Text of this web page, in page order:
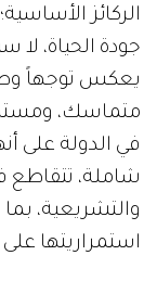
الركائز
يعكس توجهاً
متماسك،
في الدولة على
شاملة، تتقاطع
والتشريعية،
استمراريتها